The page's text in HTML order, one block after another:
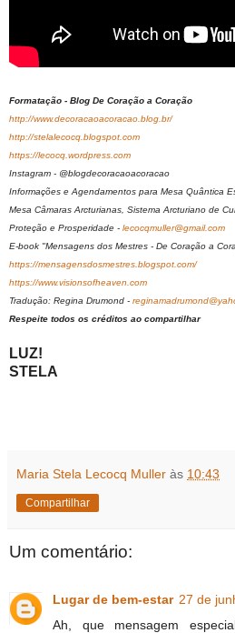
Formatação - Blog De Coração a Coração
http://www.decoracaoacoracao.blog.br/
http://stelalecocq.blogspot.com
https://lecocq.wordpress.com
Instagram - @blogdecoracaoacoracao
Informações e Agendamentos para Mesa Quântica
Mesa Câmaras Arcturianas, Sistema Arcturiano de
Proteção e Prosperidade - lecocqmuller@gmail.com
E-book "Mensagens dos Mestres - De Coração a
https://mensagensdosmestres.blogspot.com/
https://www.visionsofheaven.com
Tradução: Regina Drumond -
Respeite todos os créditos ao compartilhar
LUZ!
STELA
Maria Stela Lecocq Muller às 10:43
Compartilhar
Um comentário:
Lugar de bem-estar 27 de
Ah, que mensagem